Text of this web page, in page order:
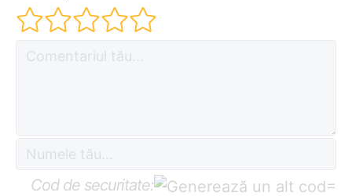
Cod de securitate: =